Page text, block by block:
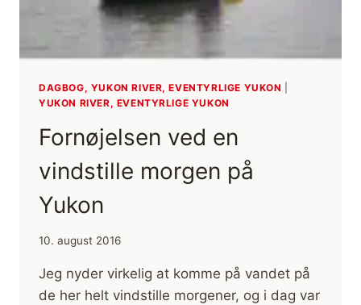
DAGBOG, YUKON RIVER, EVENTYRLIGE YUKON
YUKON RIVER, EVENTYRLIGE YUKON
Fornøjelsen ved en
vindstille morgen på
Yukon
10. august 2016
Jeg nyder virkelig at komme på vandet på
de her helt vindstille morgener, og i dag var